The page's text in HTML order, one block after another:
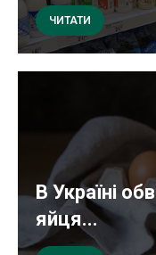
ЧИТАТИ
В Україні
яйця...